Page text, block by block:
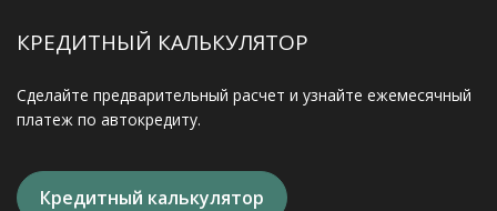
КРЕДИТНЫЙ КАЛЬКУЛЯТОР
Сделайте предварительный расчет и узнайте ежемесячный
платеж по автокредиту.
Кредитный калькулятор